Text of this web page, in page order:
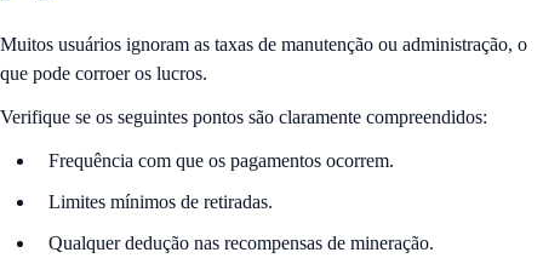
Muitos usuários ignoram as taxas de manutenção ou administração, o
que pode corroer os lucros.
Verifique se os seguintes pontos são claramente compreendidos:
Frequência com que os pagamentos ocorrem.
Limites mínimos de retiradas.
Qualquer dedução nas recompensas de mineração.